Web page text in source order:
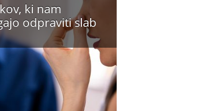
ki nam
odpraviti slab